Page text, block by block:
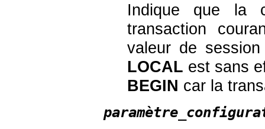
Indique que la
transaction
valeur de
LOCAL est sans
BEGIN car la